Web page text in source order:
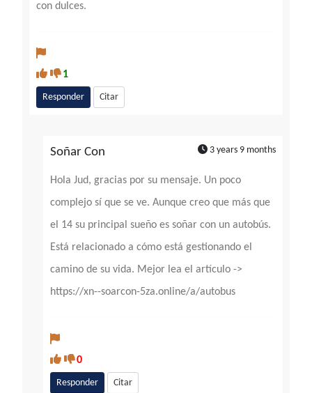
con dulces.
1
Responder Citar
Soñar Con 3 years 9 months
Hola Jud, gracias por su mensaje. Un poco
complejo sí que se ve. Aunque creo que más que
el 14 su principal sueño es soñar con un autobús.
Está relacionado a cómo está gestionando el
camino de su vida. Mejor lea el artículo ->
https://xn--soarcon-5za.online/a/autobus
0
Responder Citar